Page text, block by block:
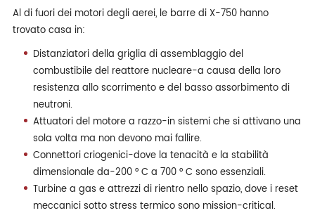
Al di fuori dei motori degli aerei, le barre di X-750 hanno
trovato casa in:
Distanziatori della griglia di assemblaggio del
combustibile del reattore nucleare-a causa della loro
resistenza allo scorrimento e del basso assorbimento di
neutroni.
Attuatori del motore a razzo-in sistemi che si attivano una
sola volta ma non devono mai fallire.
Connettori criogenici-dove la tenacità e la stabilità
dimensionale da-200 ° C a 700 ° C sono essenziali.
Turbine a gas e attrezzi di rientro nello spazio, dove i reset
meccanici sotto stress termico sono mission-critical.